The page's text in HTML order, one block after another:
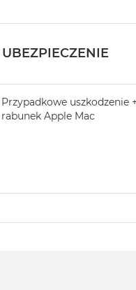
serwisowej do Apple
Przypadkowe uszkodzenie
rabunek Apple Mac